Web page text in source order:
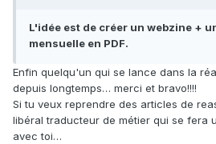
L'idée est de créer un webzine +
mensuelle en PDF.
Enfin quelqu'un qui se lance dans la
depuis longtemps… merci et bravo!!!!
Si tu veux reprendre des articles de
libéral traducteur de métier qui se fera
avec toi…